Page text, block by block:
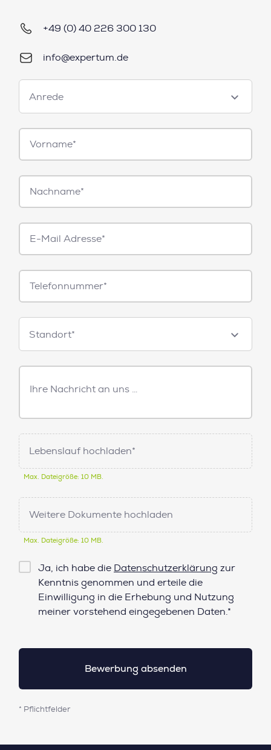
+49 (0) 40 226 300 130
info@expertum.de
Anrede
Anrede
Vorname*
Nachname*
E-
Mail*
Telefonnummer
Standorte
Standort*
Freitext
Nachricht
Lebenslauf hochladen*
Max. Dateigröße: 10 MB.
Weitere Dokumente hochladen
Max. Dateigröße: 10 MB.
Checkbox
Datenschutz*
Ja, ich habe die Datenschutzerklärung zur
Kenntnis genommen und erteile die
Einwilligung in die Erhebung und Nutzung
meiner vorstehend eingegebenen Daten.*
* Pflichtfelder